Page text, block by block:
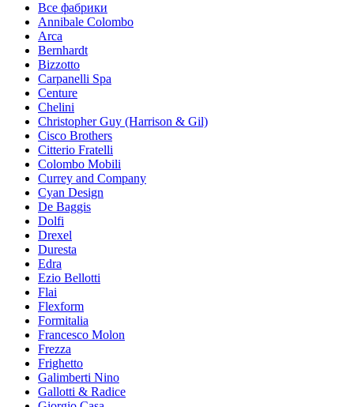
Все фабрики
Annibale Colombo
Arca
Bernhardt
Bizzotto
Carpanelli Spa
Centure
Chelini
Christopher Guy (Harrison & Gil)
Cisco Brothers
Citterio Fratelli
Colombo Mobili
Currey and Company
Cyan Design
De Baggis
Dolfi
Drexel
Duresta
Edra
Ezio Bellotti
Flai
Flexform
Formitalia
Francesco Molon
Frezza
Frighetto
Galimberti Nino
Gallotti & Radice